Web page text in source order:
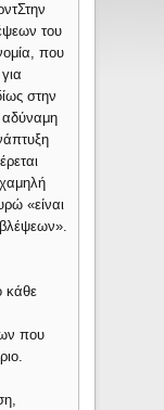
του
που
στην
«είναι
κάθε
που